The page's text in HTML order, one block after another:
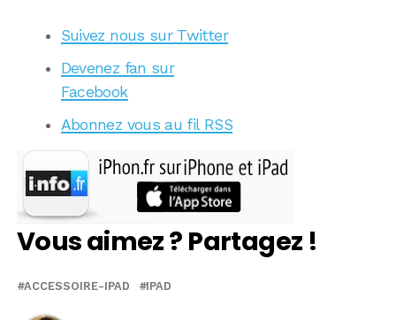
Suivez nous sur Twitter
Devenez fan sur
Facebook
Abonnez vous au fil RSS
Vous aimez ? Partagez !
ACCESSOIRE-IPAD IPAD